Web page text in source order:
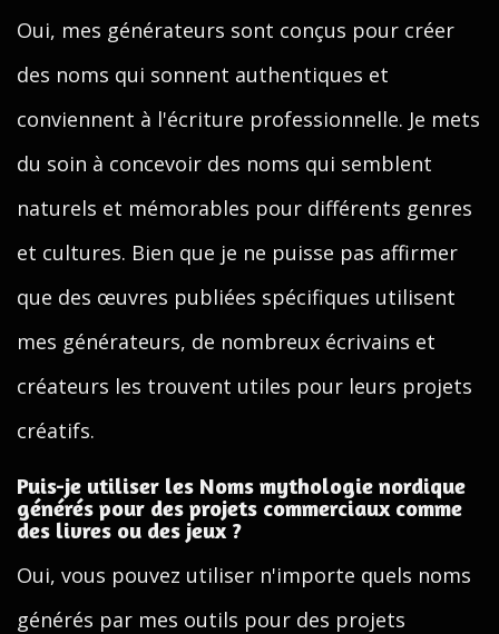
Oui, mes générateurs sont conçus pour créer
des noms qui sonnent authentiques et
conviennent à l'écriture professionnelle. Je mets
du soin à concevoir des noms qui semblent
naturels et mémorables pour différents genres
et cultures. Bien que je ne puisse pas affirmer
que des œuvres publiées spécifiques utilisent
mes générateurs, de nombreux écrivains et
créateurs les trouvent utiles pour leurs projets
créatifs.
Puis-je utiliser les Noms mythologie nordique
générés pour des projets commerciaux comme
des livres ou des jeux ?
Oui, vous pouvez utiliser n'importe quels noms
générés par mes outils pour des projets